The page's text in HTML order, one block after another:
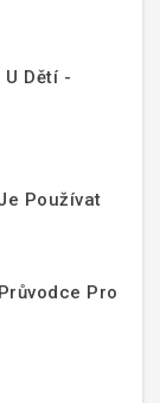
Dětí -
Používat
Pro